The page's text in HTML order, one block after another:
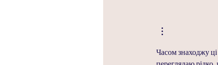
Часом знаходжу ці